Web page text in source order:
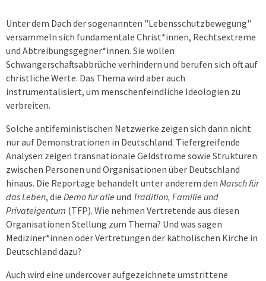
Unter dem Dach der sogenannten "Lebensschutzbewegung"
versammeln sich fundamentale Christ*innen, Rechtsextreme
und Abtreibungsgegner*innen. Sie wollen
Schwangerschaftsabbrüche verhindern und berufen sich oft auf
christliche Werte. Das Thema wird aber auch
instrumentalisiert, um menschenfeindliche Ideologien zu
verbreiten.
Solche antifeministischen Netzwerke zeigen sich dann nicht
nur auf Demonstrationen in Deutschland. Tiefergreifende
Analysen zeigen transnationale Geldströme sowie Strukturen
zwischen Personen und Organisationen über Deutschland
hinaus. Die Reportage behandelt unter anderem den Marsch für
das Leben, die Demo für alle und Tradition, Familie und
Privateigentum (TFP). Wie nehmen Vertretende aus diesen
Organisationen Stellung zum Thema? Und was sagen
Mediziner*innen oder Vertretungen der katholischen Kirche in
Deutschland dazu?
Auch wird eine undercover aufgezeichnete umstrittene